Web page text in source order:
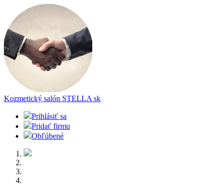
Kozmetický salón STELLA sk
Prihlásiť sa
Pridať firmu
Obľúbené